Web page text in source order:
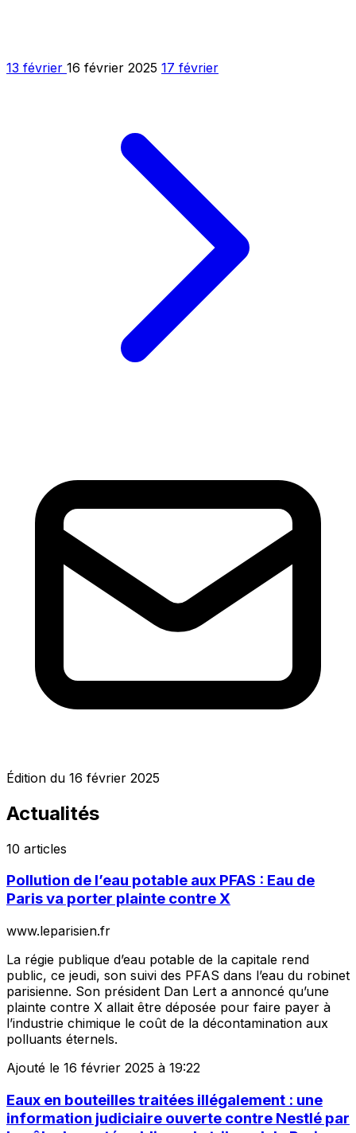
13 février 16 février 2025 17 février
Édition du 16 février 2025
Actualités
10 articles
Pollution de l’eau potable aux PFAS : Eau de
Paris va porter plainte contre X
www.leparisien.fr
La régie publique d’eau potable de la capitale rend
public, ce jeudi, son suivi des PFAS dans l’eau du robinet
parisienne. Son président Dan Lert a annoncé qu’une
plainte contre X allait être déposée pour faire payer à
l’industrie chimique le coût de la décontamination aux
polluants éternels.
Ajouté le 16 février 2025 à 19:22
Eaux en bouteilles traitées illégalement : une
information judiciaire ouverte contre Nestlé par